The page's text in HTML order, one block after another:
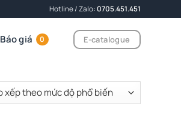
Hotline / Zalo:0705.451.451
Báo giá 0 E-catalogue